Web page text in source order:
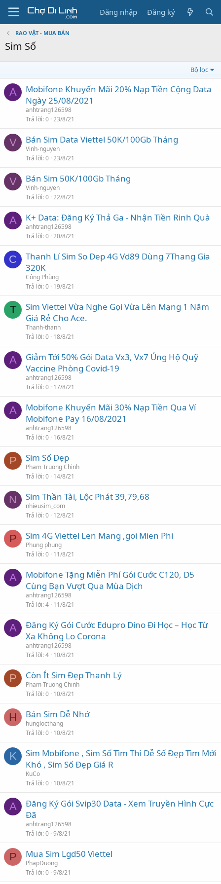
Đăng nhập Đăng ký
RAO VẶT - MUA BÁN
Sim Số
Bộ lọc
A
Mobifone Khuyến Mãi 20% Nạp Tiền Cộng Data
Ngày 25/08/2021
anhtrang126598
Trả lời 0 23/8/21
V Bán Sim Data Viettel 50K/100Gb Tháng
Vinh-nguyen
Trả lời 0 23/8/21
V Bán Sim 50K/100Gb Tháng
Vinh-nguyen
Trả lời 0 22/8/21
A K+ Data: Đăng Ký Thả Ga - Nhận Tiền Rinh Quà
anhtrang126598
Trả lời 0 20/8/21
C
Thanh Lí Sim So Dep 4G Vd89 Dùng 7Thang Gia
320K
Công Phùng
Trả lời 0 19/8/21
T
Sim Viettel Vừa Nghe Gọi Vừa Lên Mạng 1 Năm
Giá Rẻ Cho Ace.
Thanh-thanh
Trả lời 0 18/8/21
A
Giảm Tới 50% Gói Data Vx3, Vx7 Ủng Hộ Quỹ
Vaccine Phòng Covid-19
anhtrang126598
Trả lời 0 17/8/21
A
Mobifone Khuyến Mãi 30% Nạp Tiền Qua Ví
Mobifone Pay 16/08/2021
anhtrang126598
Trả lời 0 16/8/21
P Sim Số Đẹp
Pham Truong Chinh
Trả lời 0 14/8/21
N Sim Thần Tài, Lộc Phát 39,79,68
nhieusim_com
Trả lời 0 12/8/21
P Sim 4G Viettel Len Mang ,goi Mien Phi
Phung phung
Trả lời 0 11/8/21
A
Mobifone Tặng Miễn Phí Gói Cước C120, D5
Cùng Bạn Vượt Qua Mùa Dịch
anhtrang126598
Trả lời 4 11/8/21
A
Đăng Ký Gói Cước Edupro Dino Đi Học – Học Từ
Xa Không Lo Corona
anhtrang126598
Trả lời 4 10/8/21
P Còn Ít Sim Đẹp Thanh Lý
Pham Truong Chinh
Trả lời 0 10/8/21
H Bán Sim Dễ Nhớ
hunglocthang
Trả lời 0 10/8/21
K
Sim Mobifone , Sim Số Tìm Thì Dễ Số Đẹp Tìm Mới
Khó , Sim Số Đẹp Giá R
KuCo
Trả lời 0 10/8/21
A
Đăng Ký Gói Svip30 Data - Xem Truyền Hình Cực
Đã
anhtrang126598
Trả lời 0 9/8/21
P Mua Sim Lgd50 Viettel
PhapDuong
Trả lời 0 9/8/21